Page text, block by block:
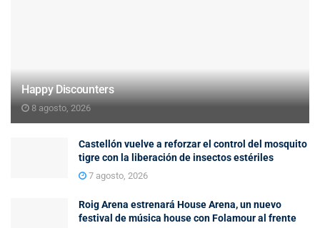
Happy Discounters
8 agosto, 2026
Castellón vuelve a reforzar el control del mosquito
tigre con la liberación de insectos estériles
7 agosto, 2026
Roig Arena estrenará House Arena, un nuevo
festival de música house con Folamour al frente